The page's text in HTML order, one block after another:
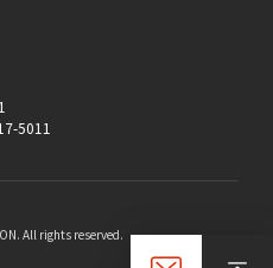
5011
All rights reserved.